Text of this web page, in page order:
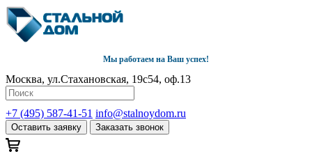
Мы работаем на Ваш успех!
Москва, ул.Стахановская, 19с54, оф.13
+7 (495) 587-41-51 info@stalnoydom.ru
Оставить заявку Заказать звонок